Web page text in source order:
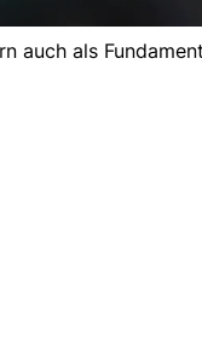
auch als